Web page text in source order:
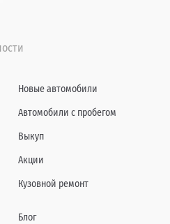
Новые автомобили
Автомобили с пробегом
Выкуп
Акции
Кузовной ремонт
Блог